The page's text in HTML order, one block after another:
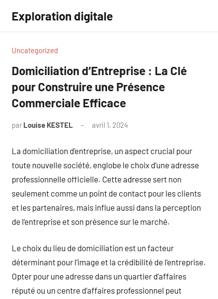
contenu
Exploration digitale
Uncategorized
Domiciliation d’Entreprise : La Clé
pour Construire une Présence
Commerciale Efficace
par Louise KESTEL avril 1, 2024
La domiciliation d’entreprise, un aspect crucial pour
toute nouvelle société, englobe le choix d’une adresse
professionnelle officielle. Cette adresse sert non
seulement comme un point de contact pour les clients
et les partenaires, mais influe aussi dans la perception
de l’entreprise et son présence sur le marché.
Le choix du lieu de domiciliation est un facteur
déterminant pour l’image et la crédibilité de l’entreprise.
Opter pour une adresse dans un quartier d’affaires
réputé ou un centre d’affaires professionnel peut